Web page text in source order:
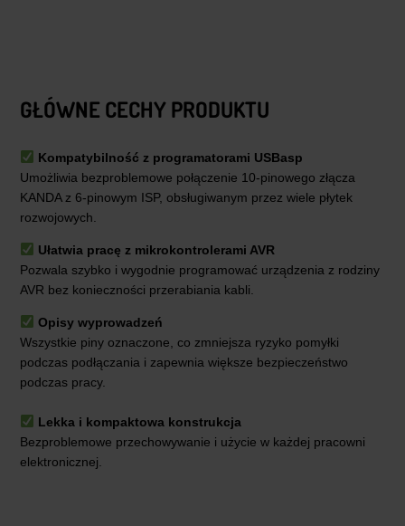
GŁÓWNE CECHY PRODUKTU
Kompatybilność z programatorami USBasp
Umożliwia bezproblemowe połączenie 10-pinowego złącza
KANDA z 6-pinowym ISP, obsługiwanym przez wiele płytek
rozwojowych.
Ułatwia pracę z mikrokontrolerami AVR
Pozwala szybko i wygodnie programować urządzenia z rodziny
AVR bez konieczności przerabiania kabli.
Opisy wyprowadzeń
Wszystkie piny oznaczone, co zmniejsza ryzyko pomyłki
podczas podłączania i zapewnia większe bezpieczeństwo
podczas pracy.
Lekka i kompaktowa konstrukcja
Bezproblemowe przechowywanie i użycie w każdej pracowni
elektronicznej.